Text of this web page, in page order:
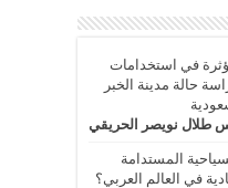
في استخدامات
حالة مدينة الخبر
طلال نويصر الحريقي
المستدامة
في العالم العربي؟